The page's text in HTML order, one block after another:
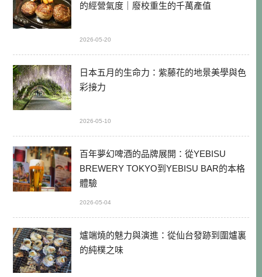
的經營氣度｜廢校重生的千萬產值
2026-05-20
日本五月的生命力：紫藤花的地景美學與色
彩接力
2026-05-10
百年夢幻啤酒的品牌展開：從YEBISU
BREWERY TOKYO到YEBISU BAR的本格
體驗
2026-05-04
爐端燒的魅力與演進：從仙台發跡到圍爐裏
的純樸之味